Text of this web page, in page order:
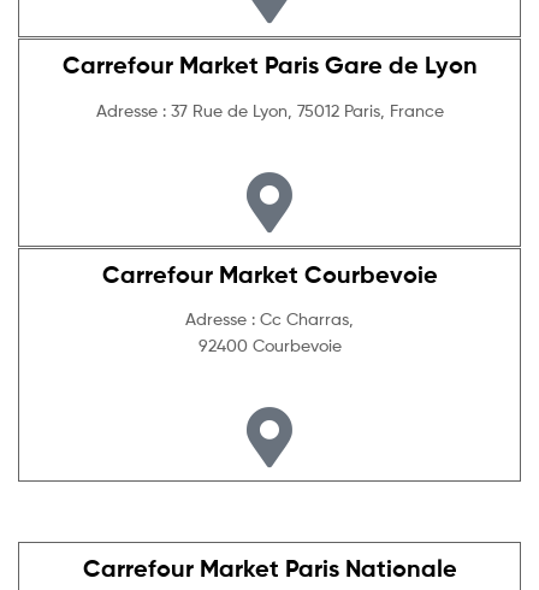
Carrefour Market Paris Gare de Lyon
Adresse : 37 Rue de Lyon, 75012 Paris, France
Carrefour Market Courbevoie
Adresse : Cc Charras,
92400 Courbevoie
Carrefour Market Paris Nationale